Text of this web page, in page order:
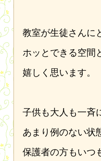
教室が生徒さんに
ホッとできる空間
嬉しく思います。
子供も大人も一斉
あまり例のない状
保護者の方もいつ